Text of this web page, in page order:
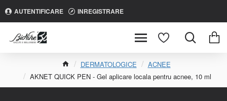
AUTENTIFICARE INREGISTRARE
DERMATOLOGICE
ACNEE
AKNET QUICK PEN - Gel aplicare locala pentru acnee, 10 ml